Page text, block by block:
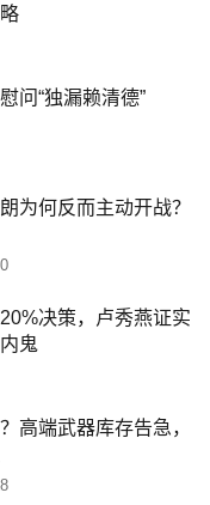
问“独漏赖清德”
为何反而主动开战？
决策，卢秀燕证实
鬼
高端武器库存告急，